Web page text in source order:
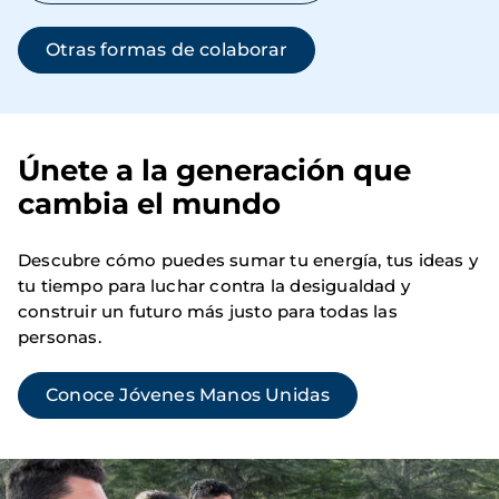
Otras formas de colaborar
Imagen
Únete a la generación que
cambia el mundo
Descubre cómo puedes sumar tu energía, tus ideas y
tu tiempo para luchar contra la desigualdad y
construir un futuro más justo para todas las
personas.
Conoce Jóvenes Manos Unidas